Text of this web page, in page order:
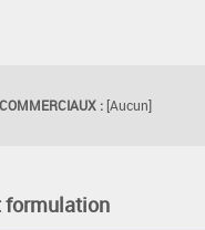
: [Aucun]
formulation